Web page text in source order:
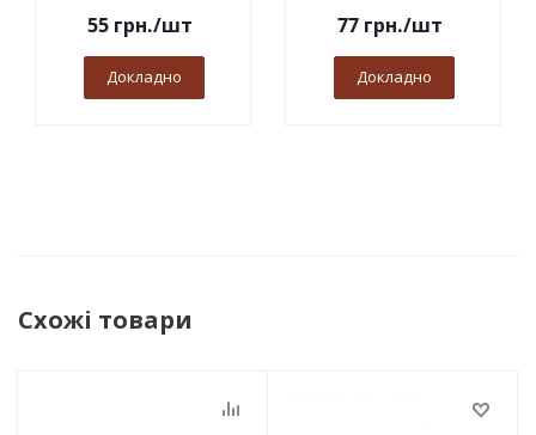
55грн./шт
Докладно
77грн./шт
Докладно
Схожі товари